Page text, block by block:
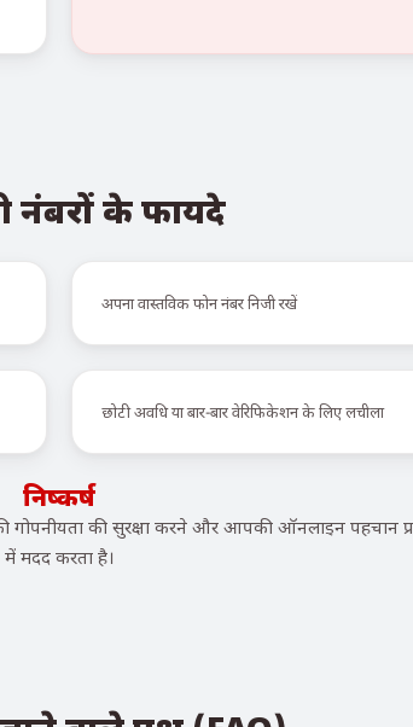
नंबरों के फायदे
अपना वास्तविक फोन नंबर निजी रखें
छोटी अवधि या बार-बार वेरिफिकेशन के लिए लचीला
निष्कर्ष
की सुरक्षा करने और आपकी ऑनलाइन पहचान
में मदद करता है।